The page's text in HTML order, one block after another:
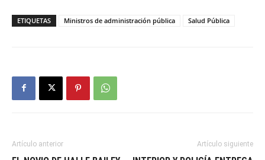
ETIQUETAS Ministros de administración pública Salud Pública
Artículo anterior Artículo siguiente